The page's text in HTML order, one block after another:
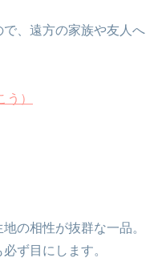
、遠方の家族や友人へ
）
の相性が抜群な一品。
ず目にします。